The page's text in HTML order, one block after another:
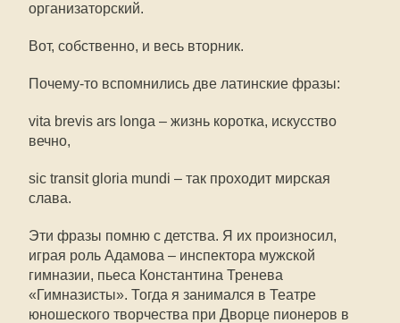
организаторский.
Вот, собственно, и весь вторник.
Почему-то вспомнились две латинские фразы:
vita brevis ars longa – жизнь коротка, искусство
вечно,
sic transit gloria mundi – так проходит мирская
слава.
Эти фразы помню с детства. Я их произносил,
играя роль Адамова – инспектора мужской
гимназии, пьеса Константина Тренева
«Гимназисты». Тогда я занимался в Театре
юношеского творчества при Дворце пионеров в